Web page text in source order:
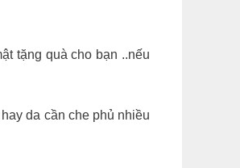
tặng quà cho bạn ..nếu
da cần che phủ nhiều